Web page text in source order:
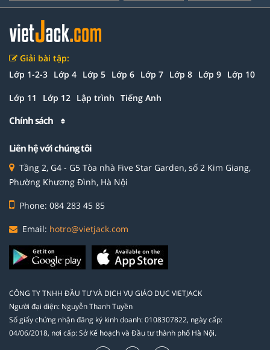
Giải bài tập:
Lớp 1-2-3 Lớp 4 Lớp 5 Lớp 6 Lớp 7 Lớp 8 Lớp 9 Lớp 10
Lớp 11 Lớp 12 Lập trình Tiếng Anh
Chính sách
Liên hệ với chúng tôi
Tầng 2, G4 - G5 Tòa nhà Five Star Garden, số 2 Kim Giang,
Phường Khương Đình, Hà Nội
Phone: 084 283 45 85
Email: hotro@vietjack.com
CÔNG TY TNHH ĐẦU TƯ VÀ DỊCH VỤ GIÁO DỤC VIETJACK
Người đại diện: Nguyễn Thanh Tuyền
Số giấy chứng nhận đăng ký kinh doanh: 0108307822, ngày cấp:
04/06/2018, nơi cấp: Sở Kế hoạch và Đầu tư thành phố Hà Nội.